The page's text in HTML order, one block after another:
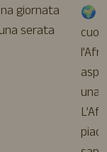
giornata
serata
🌍
una